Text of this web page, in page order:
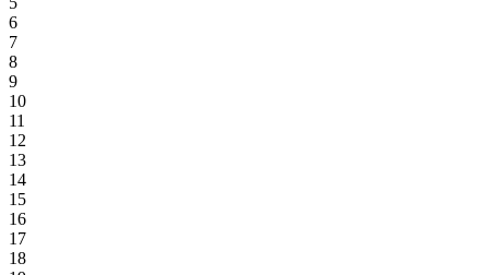
6
7
8
9
10
11
12
13
14
15
16
17
18